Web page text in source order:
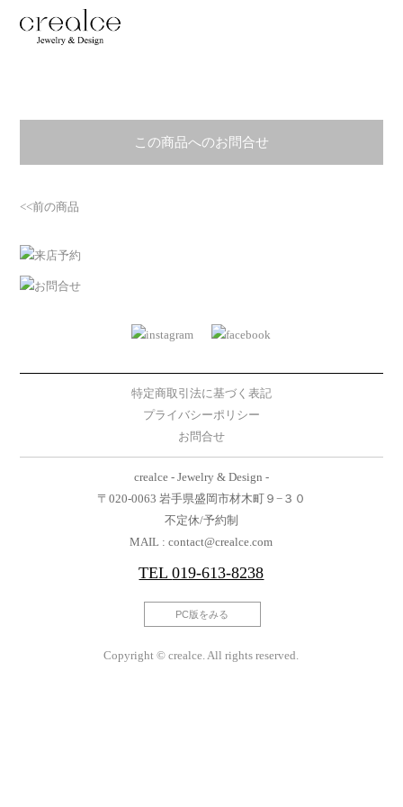
この商品へのお問合せ
<<前の商品
特定商取引法に基づく表記
プライバシーポリシー
お問合せ
crealce - Jewelry & Design -
〒020-0063 岩手県盛岡市材木町９−３０
不定休/予約制
MAIL : contact@crealce.com
TEL019-613-8238
PC版をみる
Copyright © crealce. All rights reserved.